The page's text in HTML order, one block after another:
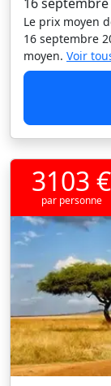
Le prix moyen
16 septembre
moyen. Voir
3103 €
par personne